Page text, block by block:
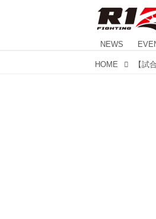
NEWS
HOME 【試